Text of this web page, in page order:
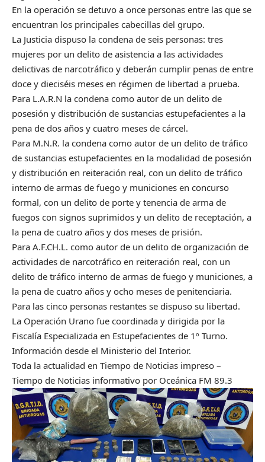
En la operación se detuvo a once personas entre las que se
encuentran los principales cabecillas del grupo.
La Justicia dispuso la condena de seis personas: tres
mujeres por un delito de asistencia a las actividades
delictivas de narcotráfico y deberán cumplir penas de entre
doce y dieciséis meses en régimen de libertad a prueba.
Para L.A.R.N la condena como autor de un delito de
posesión y distribución de sustancias estupefacientes a la
pena de dos años y cuatro meses de cárcel.
Para M.N.R. la condena como autor de un delito de tráfico
de sustancias estupefacientes en la modalidad de posesión
y distribución en reiteración real, con un delito de tráfico
interno de armas de fuego y municiones en concurso
formal, con un delito de porte y tenencia de arma de
fuegos con signos suprimidos y un delito de receptación, a
la pena de cuatro años y dos meses de prisión.
Para A.F.CH.L. como autor de un delito de organización de
actividades de narcotráfico en reiteración real, con un
delito de tráfico interno de armas de fuego y municiones, a
la pena de cuatro años y ocho meses de penitenciaria.
Para las cinco personas restantes se dispuso su libertad.
La Operación Urano fue coordinada y dirigida por la
Fiscalía Especializada en Estupefacientes de 1º Turno.
Información desde el Ministerio del Interior.
Toda la actualidad en Tiempo de Noticias impreso –
Tiempo de Noticias informativo por Oceánica FM 89.3